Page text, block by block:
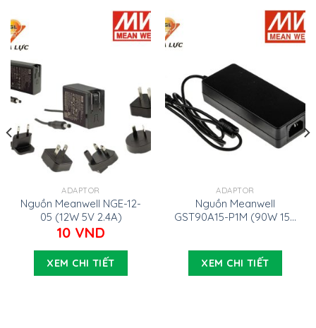
ADAPTOR
Nguồn Meanwell NGE-12-
05 (12W 5V 2.4A)
10 VND
XEM CHI TIẾT
ADAPTOR
Nguồn Meanwell
GST90A15-P1M (90W 15V
XEM CHI TIẾT